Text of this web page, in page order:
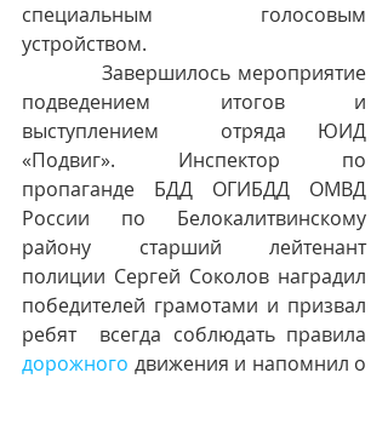
специальным голосовым
устройством.
            Завершилось мероприятие
подведением итогов и
выступлением  отряда ЮИД
«Подвиг». Инспектор по
пропаганде БДД ОГИБДД ОМВД
России по Белокалитвинскому
району старший лейтенант
полиции Сергей Соколов наградил
победителей грамотами и призвал
дорожного движения и напомнил о